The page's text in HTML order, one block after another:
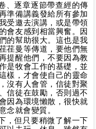
、逐章逐節帶查經的傳
準備講義發給所有參加
受邀去演講，或是帶領
會友感到相當興奮。因
的幫助很大。這也是我
荏曼等傳道，要他們無
提醒他們，不要因為教
是牧會工作的基礎，並
樣，才會使自己的靈命
沒有人會管，信徒對聚
信徒在鼓勵，否則過不
因為環境懶散，很快就
念就會變質。
，但只要稍微了解一下